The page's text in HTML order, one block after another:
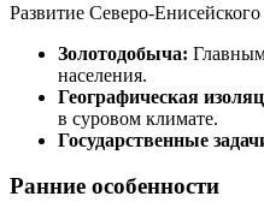
Развитие Северо-
Золотодобыча:
населения.
Географическая
в суровом климате.
Государственные
Ранние особенности